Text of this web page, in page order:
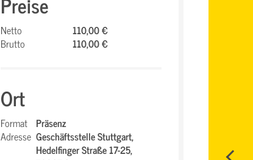
Netto
110,00 €
Brutto
110,00 €
Ort
Format Präsenz
Adresse Geschäftsstelle Stuttgart,
Hedelfinger Straße 17-25,